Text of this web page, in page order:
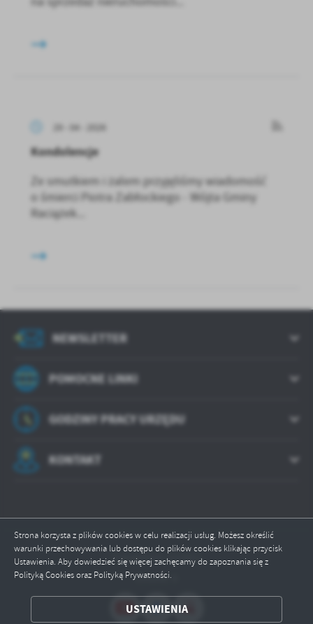
Strona korzysta z plików cookies w celu realizacji usług. Możesz określić
warunki przechowywania lub dostępu do plików cookies klikając przycisk
Ustawienia. Aby dowiedzieć się więcej zachęcamy do zapoznania się z
Polityką Cookies oraz Polityką Prywatności.
USTAWIENIA
ODRZUĆ WSZYSTKIE
29 - 04 - 2026
Kondolencje
Ze smutkiem i żalem przyjęliśmy wiadomość
o śmierci Piotra Zabłockiego - Wójta Gminy
Raciążek...
POMOCNE LINKI
NEWSLETTER
GODZINY PRACY URZĘDU
KONTAKT
Odwiedzin: 533851
Online: 9